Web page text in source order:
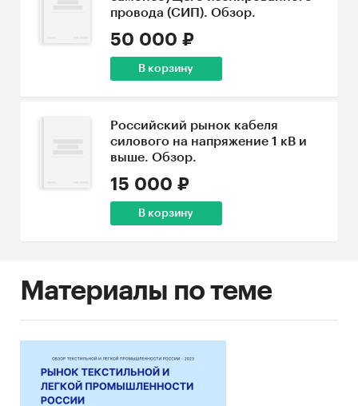
провода (СИП). Обзор.
50 000 ₽
В корзину
Российский рынок кабеля
силового на напряжение 1 кВ и
выше. Обзор.
15 000 ₽
В корзину
Материалы по теме